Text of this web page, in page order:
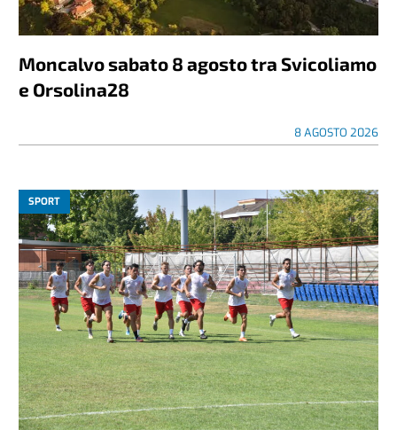
Moncalvo sabato 8 agosto tra Svicoliamo
e Orsolina28
8 AGOSTO 2026
SPORT